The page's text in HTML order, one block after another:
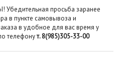
просьба заранее
в пункте самовывоза и
в удобное для вас время у
телефонут. 8(985)305-33-00